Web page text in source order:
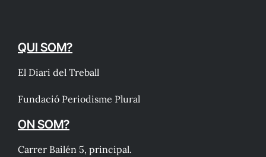
QUI SOM?
El Diari del Treball
Fundació Periodisme Plural
ON SOM?
Carrer Bailén 5, principal.